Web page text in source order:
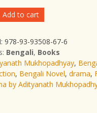
Add to cart
978-93-93508-67-6
Bengali, Books
Mukhopadhyay,
, Bengali Novel, drama,
by Adityanath